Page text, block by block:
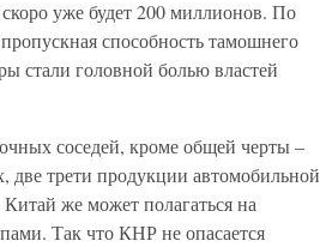
уже будет 200 миллионов. По
способность тамошнего
стали головной болью властей
соседей, кроме общей черты –
две трети продукции автомобильной
же может полагаться на
Так что КНР не опасается